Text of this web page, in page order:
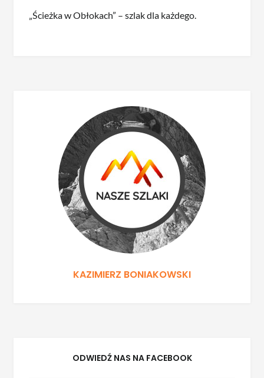
„Ścieżka w Obłokach” – szlak dla każdego.
KAZIMIERZ BONIAKOWSKI
ODWIEDŹ NAS NA FACEBOOK